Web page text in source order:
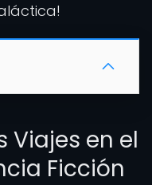
Viajes en el
Ficción